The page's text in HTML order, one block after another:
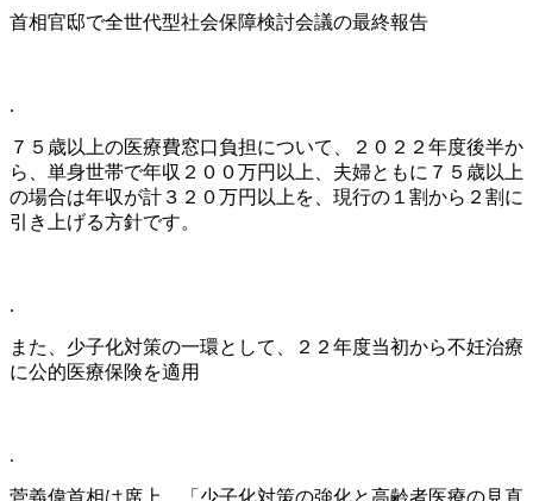
首相官邸で全世代型社会保障検討会議の最終報告
.
７５歳以上の医療費窓口負担について、２０２２年度後半か
ら、単身世帯で年収２００万円以上、夫婦ともに７５歳以上
の場合は年収が計３２０万円以上を、現行の１割から２割に
引き上げる方針です。
.
また、少子化対策の一環として、２２年度当初から不妊治療
に公的医療保険を適用
.
菅義偉首相は席上、「少子化対策の強化と高齢者医療の見直